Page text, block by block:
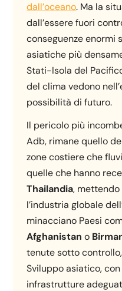
dall’oceano. Ma la
dall’essere fuori
conseguenze enormi
asiatiche più
Stati-Isola del
del clima vedono
possibilità di futuro.
Il pericolo più
Adb, rimane quello
zone costiere che
quelle che hanno
Thailandia,
l’industria globale
minacciano Paesi
Afghanistan o
tenute sotto
Sviluppo asiatico,
infrastrutture